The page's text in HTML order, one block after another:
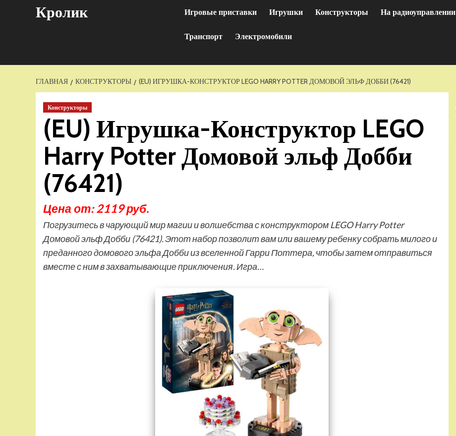
Кролик Игровые приставки Игрушки Конструкторы На радиоуправлении
Транспорт Электромобили
ГЛАВНАЯ КОНСТРУКТОРЫ (EU) ИГРУШКА-КОНСТРУКТОР LEGO HARRY POTTER ДОМОВОЙ ЭЛЬФ ДОББИ (76421)
Конструкторы
(EU) Игрушка-Конструктор LEGO
Harry Potter Домовой эльф Добби
(76421)
Цена от: 2119 руб.
Погрузитесь в чарующий мир магии и волшебства с конструктором LEGO Harry Potter
Домовой эльф Добби (76421). Этот набор позволит вам или вашему ребенку собрать милого и
преданного домового эльфа Добби из вселенной Гарри Поттера, чтобы затем отправиться
вместе с ним в захватывающие приключения. Игра…